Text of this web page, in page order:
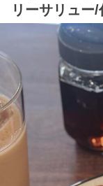
リーサリュー